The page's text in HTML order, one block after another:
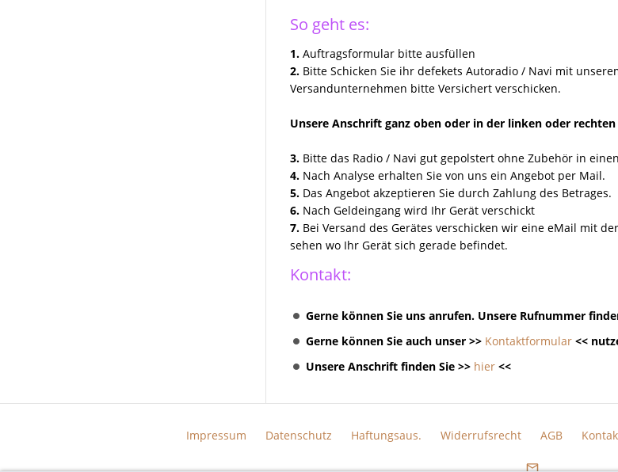
So geht es:
1. Auftragsformular bitte ausfüllen
2. Bitte Schicken Sie ihr defekets Autoradio / Navi mit
Versandunternehmen bitte Versichert verschicken.
Unsere Anschrift ganz oben oder in der linken oder rechten
3. Bitte das Radio / Navi gut gepolstert ohne Zubehör in
4. Nach Analyse erhalten Sie von uns ein Angebot per Mail.
5. Das Angebot akzeptieren Sie durch Zahlung des Betrages.
6. Nach Geldeingang wird Ihr Gerät verschickt
7. Bei Versand des Gerätes verschicken wir eine eMail mit
sehen wo Ihr Gerät sich gerade befindet.
Kontakt:
Gerne können Sie uns anrufen. Unsere Rufnummer
Gerne können Sie auch unser >> Kontaktformular <<
Unsere Anschrift finden Sie >> hier <<
Impressum Datenschutz Haftungsaus. Widerrufsrecht AGB